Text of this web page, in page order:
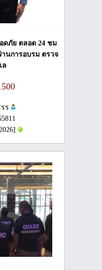
ดภัย ตลอด 24 ชม
นการอบรม ตรวจ
ล
ร